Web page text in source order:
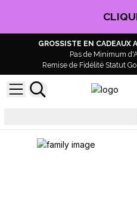
GROSSISTE EN CADEAUX
Pas de Minimum
Remise de Fidélité Statut
Outils Spirituels, Runes &